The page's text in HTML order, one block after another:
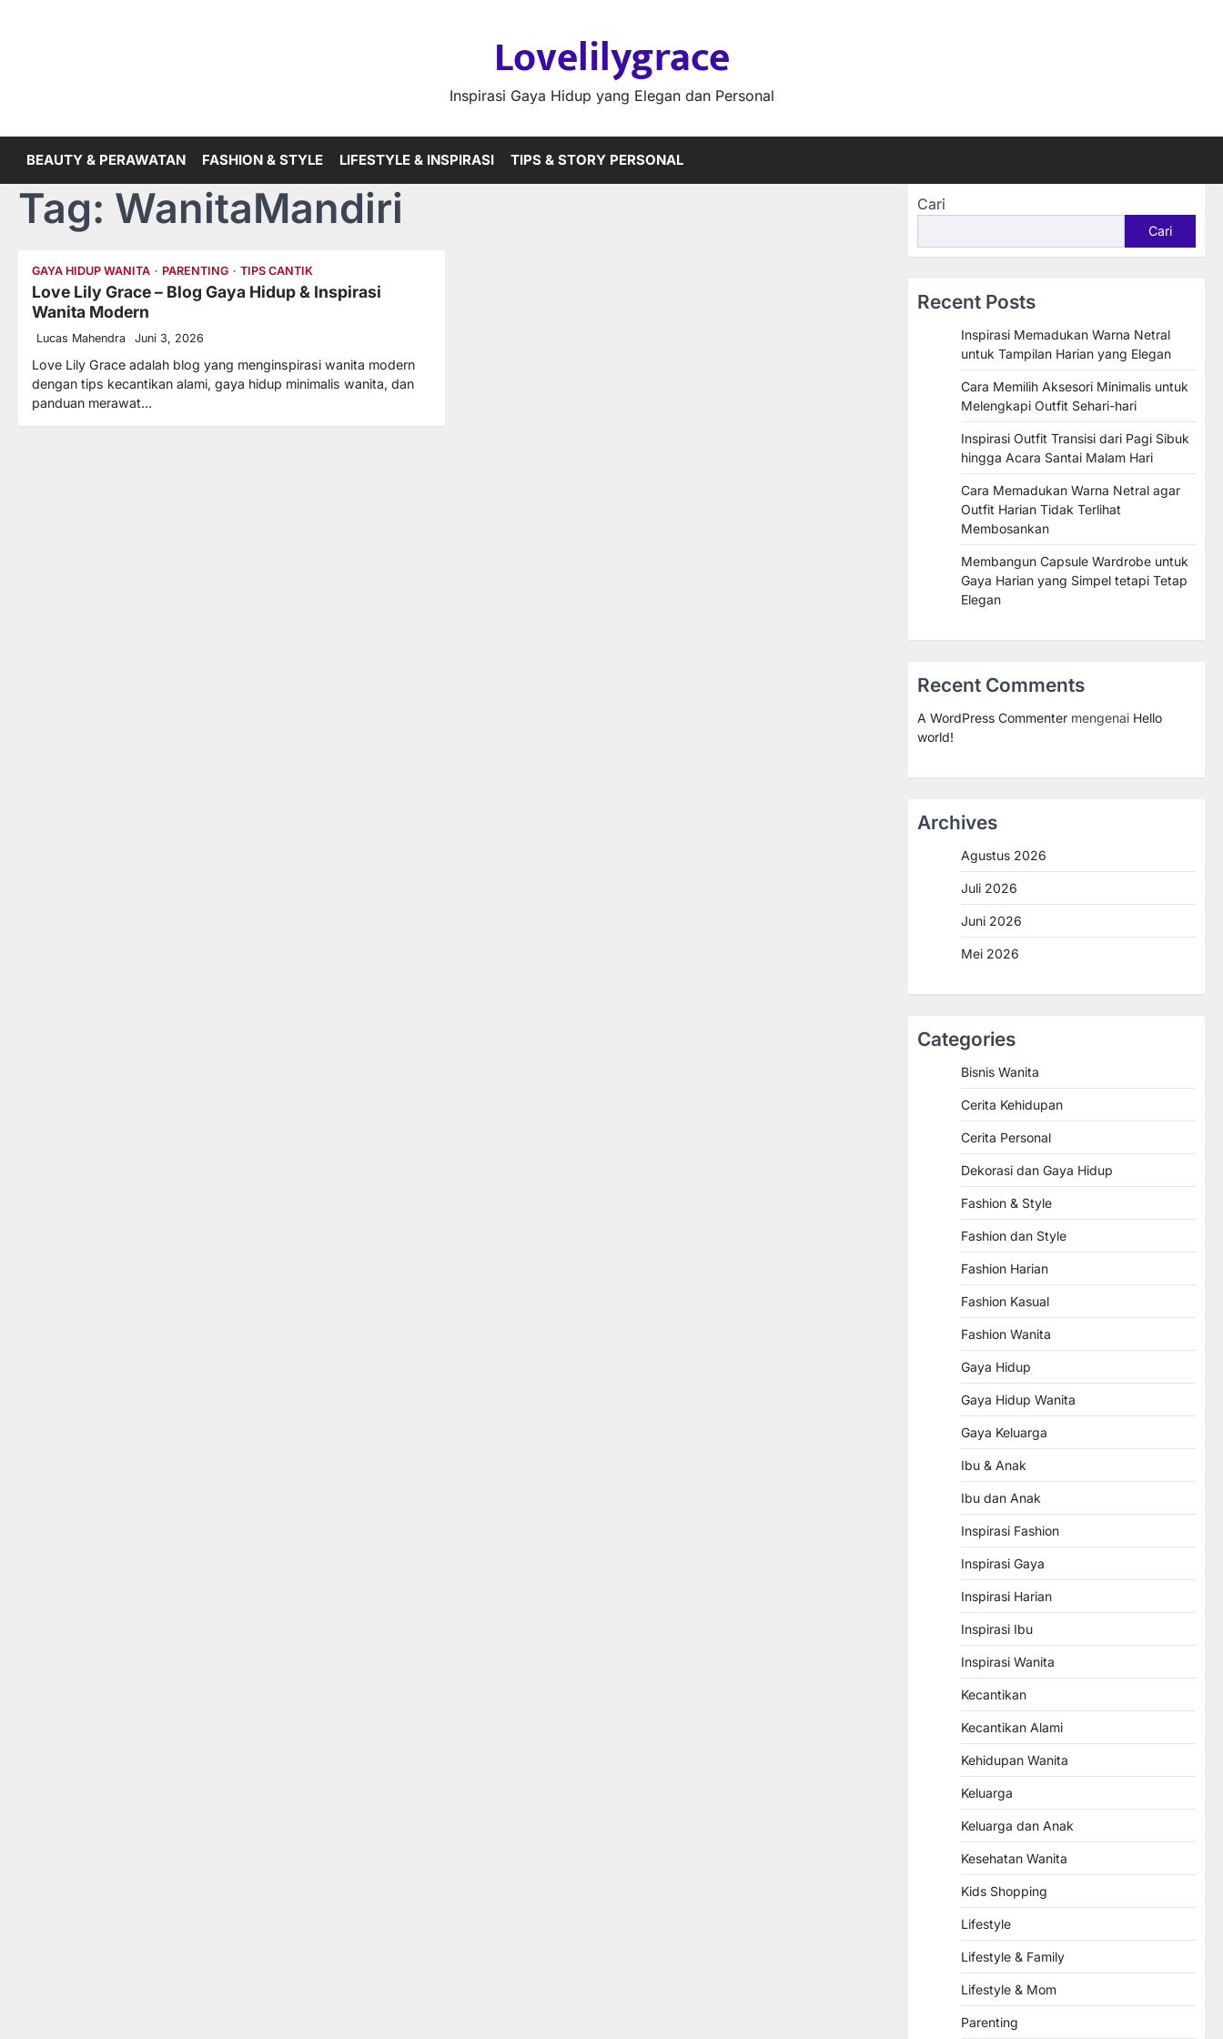
Lovelilygrace
Inspirasi Gaya Hidup yang Elegan dan Personal
BEAUTY & PERAWATAN FASHION & STYLE LIFESTYLE & INSPIRASI TIPS & STORY PERSONAL
Tag: WanitaMandiri
GAYA HIDUP WANITA PARENTING TIPS CANTIK
Love Lily Grace – Blog Gaya Hidup & Inspirasi
Wanita Modern
Lucas Mahendra Juni 3, 2026
Love Lily Grace adalah blog yang menginspirasi wanita modern
dengan tips kecantikan alami, gaya hidup minimalis wanita, dan
panduan merawat…
Cari
Cari
Recent Posts
Inspirasi Memadukan Warna Netral
untuk Tampilan Harian yang Elegan
Cara Memilih Aksesori Minimalis untuk
Melengkapi Outfit Sehari-hari
Inspirasi Outfit Transisi dari Pagi Sibuk
hingga Acara Santai Malam Hari
Cara Memadukan Warna Netral agar
Outfit Harian Tidak Terlihat
Membosankan
Membangun Capsule Wardrobe untuk
Gaya Harian yang Simpel tetapi Tetap
Elegan
Recent Comments
A WordPress Commenter mengenai Hello
world!
Archives
Agustus 2026
Juli 2026
Juni 2026
Mei 2026
Categories
Bisnis Wanita
Cerita Kehidupan
Cerita Personal
Dekorasi dan Gaya Hidup
Fashion & Style
Fashion dan Style
Fashion Harian
Fashion Kasual
Fashion Wanita
Gaya Hidup
Gaya Hidup Wanita
Gaya Keluarga
Ibu & Anak
Ibu dan Anak
Inspirasi Fashion
Inspirasi Gaya
Inspirasi Harian
Inspirasi Ibu
Inspirasi Wanita
Kecantikan
Kecantikan Alami
Kehidupan Wanita
Keluarga
Keluarga dan Anak
Kesehatan Wanita
Kids Shopping
Lifestyle
Lifestyle & Family
Lifestyle & Mom
Parenting